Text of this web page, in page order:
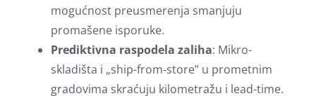
mogućnost preusmerenja smanjuju
promašene isporuke.
Prediktivna raspodela zaliha: Mikro-
skladišta i „ship-from-store” u prometnim
gradovima skraćuju kilometražu i lead-time.